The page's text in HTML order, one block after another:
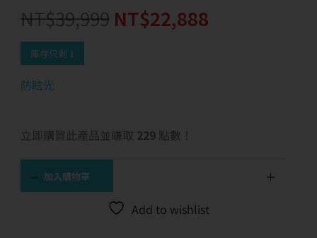
NT$39,999 NT$22,888
庫存只剩 1
防眩光
立即購買此產品並賺取 229 點數！
加入購物車
Add to wishlist